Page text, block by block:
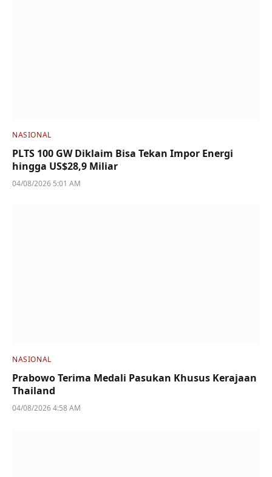
NASIONAL
PLTS 100 GW Diklaim Bisa Tekan Impor Energi
hingga US$28,9 Miliar
04/08/2026 5:01 AM
NASIONAL
Prabowo Terima Medali Pasukan Khusus Kerajaan
Thailand
04/08/2026 4:58 AM